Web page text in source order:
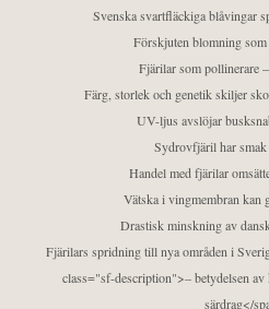
Svenska svartfläckiga blåvingar
Förskjuten blomning
Fjärilar som pollinerare
Färg, storlek och genetik skiljer
UV-ljus avslöjar
Sydrovfjäril har
Handel med fjärilar
Vätska i vingmembran kan
Drastisk minskning av
Fjärilars spridning till nya områden i
class="sf-description">– betydelsen
särdrag</